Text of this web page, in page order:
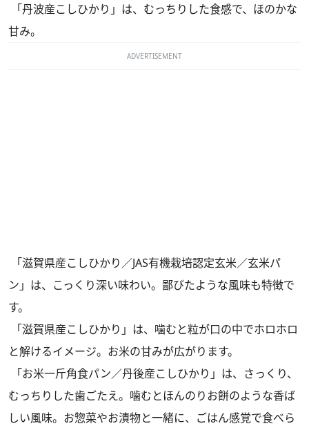
「丹波産こしひかり」は、むっちりした食感で、ほのかな
甘み。
ADVERTISEMENT
「滋賀県産こしひかり／JAS有機栽培認定玄米／玄米パ
ン」は、こっくり深い味わい。鄙びたような風味も特徴で
す。
「滋賀県産こしひかり」は、噛むと粒が口の中でホロホロ
と解けるイメージ。お米の甘みが広がります。
「お米一斤角食パン／丹後産こしひかり」は、さっくり、
むっちりした歯ごたえ。噛むとほんのりお餅のような香ば
しい風味。お惣菜やお漬物と一緒に、ごはん感覚で食べら